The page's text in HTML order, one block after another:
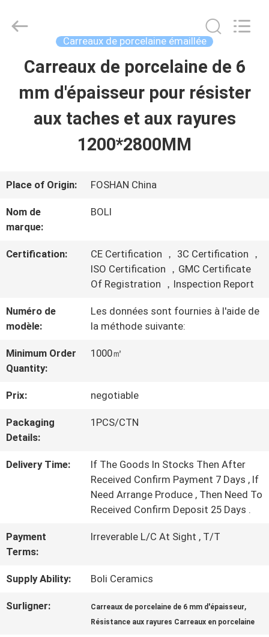
LA
MAISON
VIDÉOS
À
NOUS
VISITE
DE
L'USINE
CONTRÔLE
QUALITÉ
NOUS
CONTACTER
FOSHAN
Carreaux de porcelaine émaillée
Carreaux de porcelaine de 6
mm d'épaisseur pour résister
aux taches et aux rayures
1200*2800MM
Place of Origin: FOSHAN China
Nom de
marque:
BOLI
Certification:
CE Certification ， 3C Certification ，
ISO Certification ，GMC Certificate
Of Registration ，Inspection Report
Numéro de
modèle:
Les données sont fournies à l'aide de
la méthode suivante:
Minimum Order
Quantity:
1000㎡
Prix: negotiable
Packaging
Details:
1PCS/CTN
Delivery Time:
If The Goods In Stocks Then After
Received Confirm Payment 7 Days , If
Need Arrange Produce , Then Need To
Received Confirm Deposit 25 Days .
Payment
Terms:
Irreverable L/C At Sight , T/T
Supply Ability: Boli Ceramics
Surligner: Carreaux de porcelaine de 6 mm d'épaisseur,
Résistance aux rayures Carreaux en porcelaine